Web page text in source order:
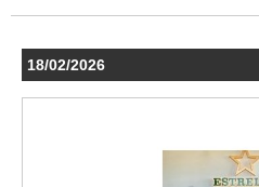
18/02/2026